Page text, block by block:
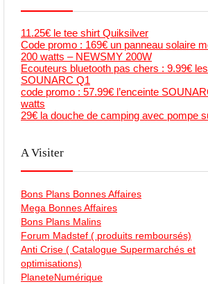
11.25€ le tee shirt Quiksilver
Code promo : 169€ un panneau solaire
200 watts – NEWSMY 200W
Ecouteurs bluetooth pas chers : 9.99€ les
SOUNARC Q1
code promo : 57.99€ l’enceinte
watts
29€ la douche de camping avec pompe
A Visiter
Bons Plans Bonnes Affaires
Mega Bonnes Affaires
Bons Plans Malins
Forum Madstef ( produits remboursés)
Anti Crise ( Catalogue Supermarchés et
optimisations)
PlaneteNumérique